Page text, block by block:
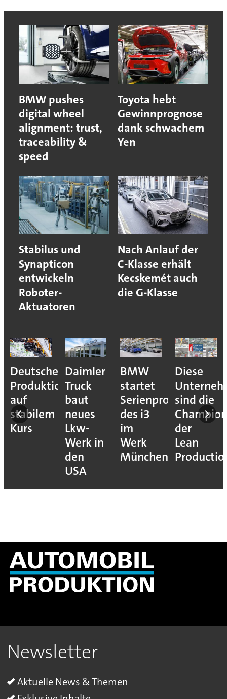
BMW pushes
digital wheel
alignment: trust,
traceability &
speed
Toyota hebt
Gewinnprognose
dank schwachem
Yen
Stabilus und
Synapticon
entwickeln
Roboter-
Aktuatoren
Nach Anlauf der
C-Klasse erhält
Kecskemét auch
die G-Klasse
Deutsche
Produktion
auf
stabilem
Kurs
Daimler
Truck
baut
neues
Lkw-
Werk in
den
USA
BMW
startet
Serienproduktion
des i3
im
Werk
München
Diese
sind die
der
Lean
Newsletter
Aktuelle News & Themen